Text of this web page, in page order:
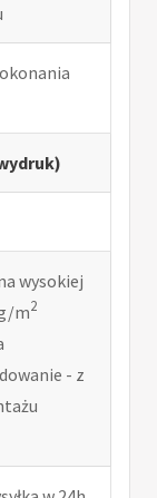
wysokiej
m2
- z